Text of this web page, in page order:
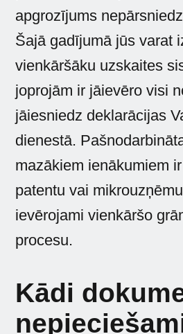
apgrozījums
Šajā gadījumā jūs varat
vienkāršāku uzskaites
joprojām ir jāievēro visi
jāiesniedz deklarācijas
dienestā.
mazākiem ienākumiem
patentu vai
ievērojami vienkāršo
procesu.
Kādi